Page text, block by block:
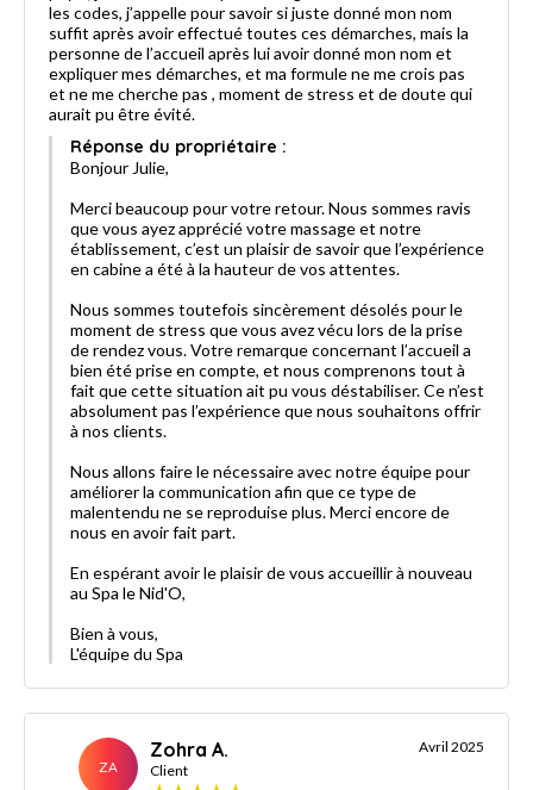
les codes, j’appelle pour savoir si juste donné mon nom
suffit après avoir effectué toutes ces démarches, mais la
personne de l’accueil après lui avoir donné mon nom et
expliquer mes démarches, et ma formule ne me crois pas
et ne me cherche pas , moment de stress et de doute qui
aurait pu être évité.
Réponse du propriétaire :
Bonjour Julie,
Merci beaucoup pour votre retour. Nous sommes ravis
que vous ayez apprécié votre massage et notre
établissement, c’est un plaisir de savoir que l’expérience
en cabine a été à la hauteur de vos attentes.
Nous sommes toutefois sincèrement désolés pour le
moment de stress que vous avez vécu lors de la prise
de rendez vous. Votre remarque concernant l’accueil a
bien été prise en compte, et nous comprenons tout à
fait que cette situation ait pu vous déstabiliser. Ce n’est
absolument pas l’expérience que nous souhaitons offrir
à nos clients.
Nous allons faire le nécessaire avec notre équipe pour
améliorer la communication afin que ce type de
malentendu ne se reproduise plus. Merci encore de
nous en avoir fait part.
En espérant avoir le plaisir de vous accueillir à nouveau
au Spa le Nid'O,
Bien à vous,
L'équipe du Spa
ZA
Zohra A.
Client
Avril 2025